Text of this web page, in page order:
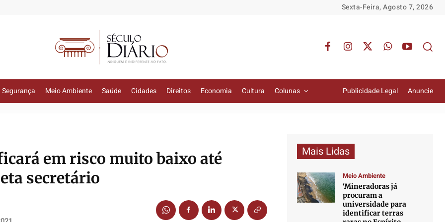
Sexta-Feira, Agosto 7, 2026
Segurança Meio Ambiente Saúde Cidades Direitos Economia Cultura Colunas Publicidade Legal Anuncie
em risco muito baixo até
secretário
Mais Lidas
Meio Ambiente
‘Mineradoras já
procuram a
universidade para
identificar terras